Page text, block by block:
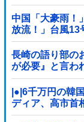
ｗｗ
中国「大豪雨！
放流！」台風13
（画像」中国「
→
長崎の語り部の
が必要』と言わ
|●|6千万円の韓
ディア、高市